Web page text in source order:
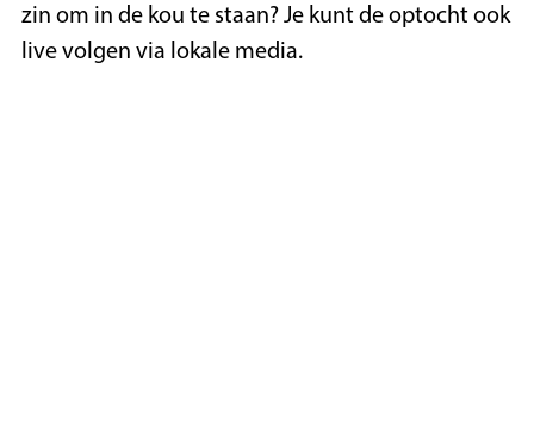
zin om in de kou te staan? Je kunt de optocht ook
live volgen via lokale media.